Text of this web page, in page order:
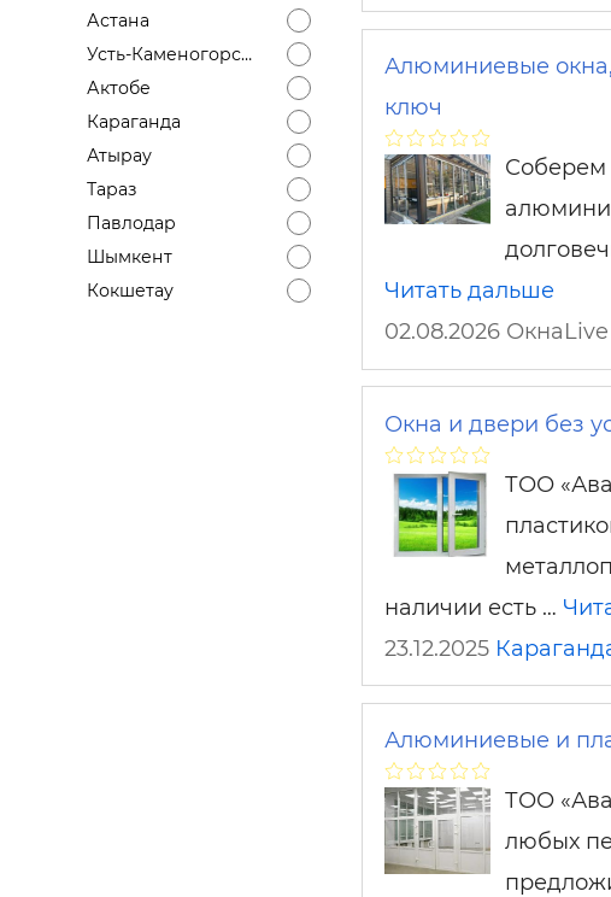
Астана
Усть-Каменогорск ВКО
Актобе
Караганда
Атырау
Тараз
Павлодар
Шымкент
Кокшетау
Алюминиевые
ключ
Соберем
Читать дальше
02.08.2026 ОкнаLive
Окна и двери без
ТОО
наличии есть …
23.12.2025
Алюминиевые и
ТОО
любых